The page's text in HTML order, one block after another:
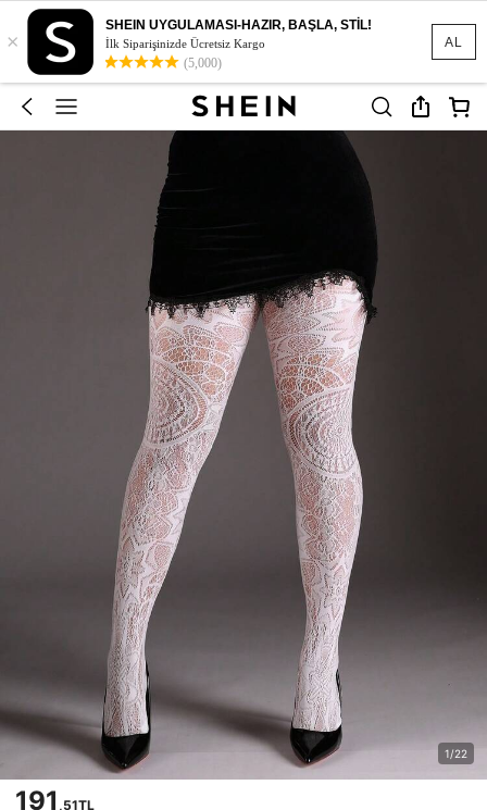
AL
×
SHEIN UYGULAMASI-HAZIR, BAŞLA, STİL!
İlk Siparişinizde Ücretsiz Kargo
(5,000)
1/22
191 ,51TL